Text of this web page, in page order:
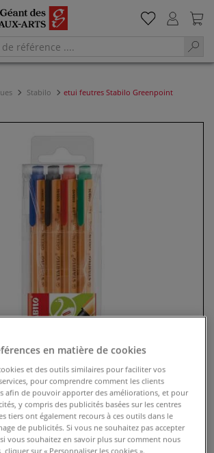
Stabilo etui feutres Stabilo Greenpoint
en matière de cookies
et des outils similaires pour faciliter vos
pour comprendre comment les clients
afin de pouvoir apporter des améliorations, et pour
y compris des publicités basées sur les centres
tiers ont également recours à ces outils dans le
de publicités. Si vous ne souhaitez pas accepter
vous souhaitez en savoir plus sur comment nous